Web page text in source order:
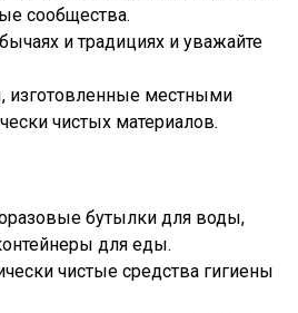
сообщества.
и традициях и уважайте
изготовленные местными
чистых материалов.
бутылки для воды,
для еды.
чистые средства гигиены